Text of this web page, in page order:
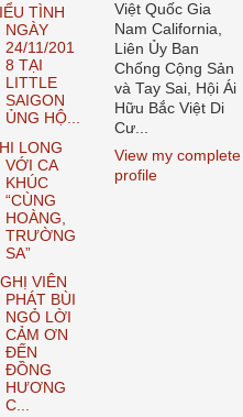
TÌNH
NGÀY
24/11/201
8 TẠI
LITTLE
SAIGON
ỦNG HỘ...
LONG
VỚI CA
KHÚC
“CÙNG
HOÀNG,
TRƯỜNG
SA”
VIÊN
PHÁT BÙI
NGỎ LỜI
CẢM ƠN
ĐẾN
ĐỒNG
HƯƠNG
C...
Việt Quốc Gia
Nam California,
Liên Ủy Ban
Chống Cộng Sản
và Tay Sai, Hội Ái
Hữu Bắc Việt Di
Cư...
View my complete
profile